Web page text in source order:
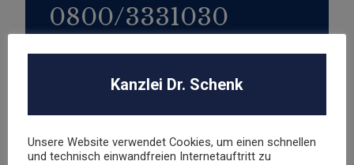
0800/3331030
Kanzlei Dr. Schenk
Unsere Website verwendet Cookies, um einen schnellen
und technisch einwandfreien Internetauftritt zu